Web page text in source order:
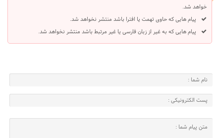
خواهد شد.
پیام هایی که حاوی تهمت یا افترا باشد منتشر نخواهد شد.
پیام هایی که به غیر از زبان فارسی یا غیر مرتبط باشد منتشر نخواهد شد.